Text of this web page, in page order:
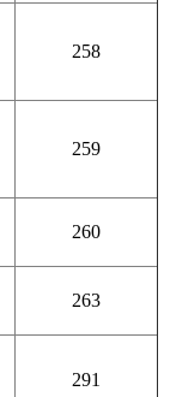
258
259
260
263
291